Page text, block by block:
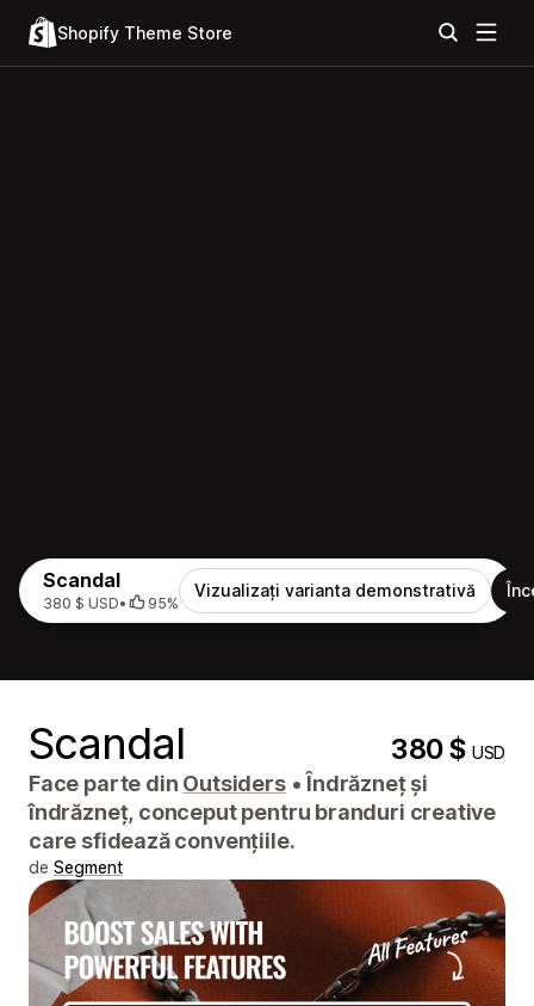
Shopify Theme Store
Scandal
380 $ USD• 95%
Vizualizați varianta demonstrativă
Scandal 380 $USD
Face parte din Outsiders • Îndrăzneț și
îndrăzneț, conceput pentru branduri creative
care sfidează convențiile.
de Segment